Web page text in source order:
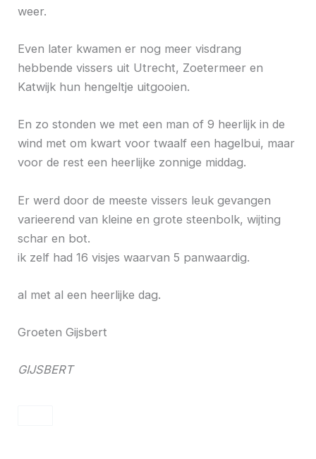
weer.
Even later kwamen er nog meer visdrang
hebbende vissers uit Utrecht, Zoetermeer en
Katwijk hun hengeltje uitgooien.
En zo stonden we met een man of 9 heerlijk in de
wind met om kwart voor twaalf een hagelbui, maar
voor de rest een heerlijke zonnige middag.
Er werd door de meeste vissers leuk gevangen
varieerend van kleine en grote steenbolk, wijting
schar en bot.
ik zelf had 16 visjes waarvan 5 panwaardig.
al met al een heerlijke dag.
Groeten Gijsbert
GIJSBERT